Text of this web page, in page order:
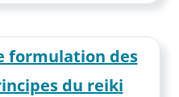
formulation des
du reiki